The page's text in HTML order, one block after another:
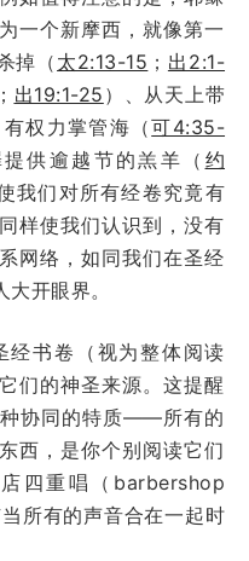
一个新摩西，就像第一
掉（ 太2:13-15 ； 出2:1-
； 出19:1-25 ）、从天上带
有权力掌管海（可4:35-
供逾越节的羔羊（ 约
我们对所有经卷究竟有
样使我们认识到，没有
网络，如同我们在圣经
开眼界。
经书卷（视为整体阅读
们的神圣来源。这提醒
协同的特质――所有的
西，是你个别阅读它们
四重唱（barbershop
所有的声音合在一起时